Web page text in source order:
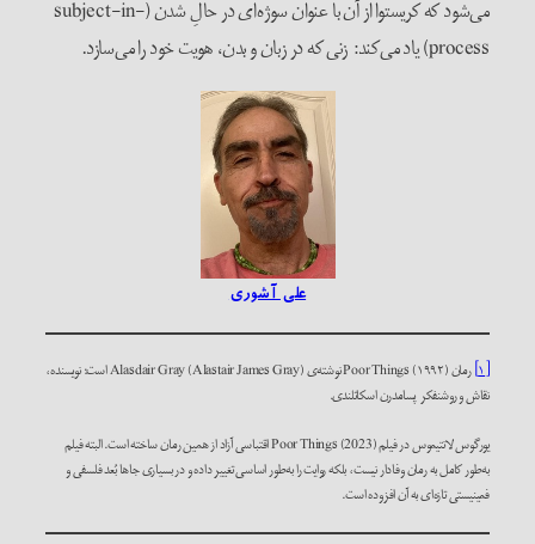
می‌شود که کریستوا از آن با عنوان سوژه‌ای در حالِ ‌شدن (subject-in-
process) یاد می‌کند: زنی که در زبان و بدن، هویت خود را می‌سازد.
علی آشوری
[۱]
رمان Poor Things (۱۹۹۲) نوشته‌ی Alasdair Gray (Alastair James Gray) است؛ نویسنده،
نقاش و روشنفکر پسامدرن اسکاتلندی.
یورگوس لانتیموس در فیلم Poor Things (2023)
اقتباسی آزاد از همین رمان ساخته است. البته فیلم
به‌طور کامل به رمان وفادار نیست، بلکه روایت را به‌طور اساسی تغییر داده و در بسیاری جاها بُعد فلسفی و
فمینیستی تازه‌ای به آن افزوده است.